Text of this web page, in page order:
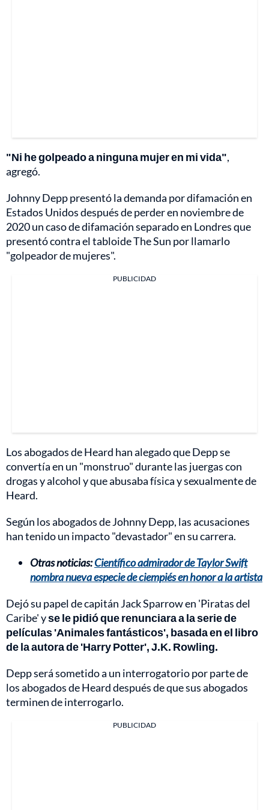
"Ni he golpeado a ninguna mujer en mi vida",
agregó.
Johnny Depp presentó la demanda por difamación en
Estados Unidos después de perder en noviembre de
2020 un caso de difamación separado en Londres que
presentó contra el tabloide The Sun por llamarlo
"golpeador de mujeres".
PUBLICIDAD
Los abogados de Heard han alegado que Depp se
convertía en un "monstruo" durante las juergas con
drogas y alcohol y que abusaba física y sexualmente de
Heard.
Según los abogados de Johnny Depp, las acusaciones
han tenido un impacto "devastador" en su carrera.
Otras noticias:Científico admirador de Taylor Swift
nombra nueva especie de ciempiés en honor a la artista
Dejó su papel de capitán Jack Sparrow en 'Piratas del
Caribe' yse le pidió que renunciara a la serie de
películas 'Animales fantásticos', basada en el libro
de la autora de 'Harry Potter', J.K. Rowling.
Depp será sometido a un interrogatorio por parte de
los abogados de Heard después de que sus abogados
terminen de interrogarlo.
PUBLICIDAD